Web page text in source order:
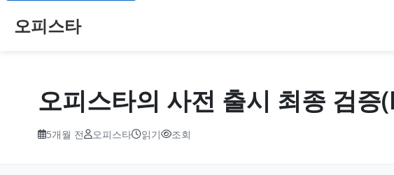
오피스타
오피스타의 사전 출시 최종 검
5개월 전 오피스타 읽기 조회